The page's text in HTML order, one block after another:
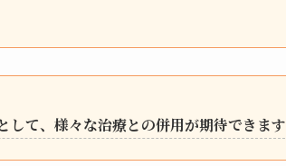
して、様々な治療との併用が期待できます